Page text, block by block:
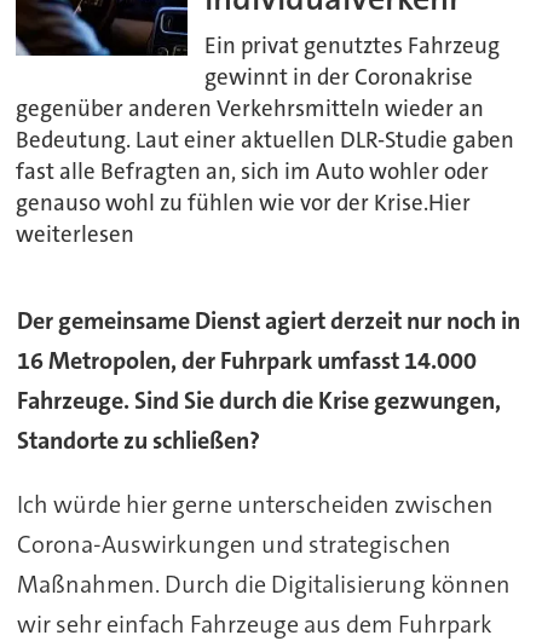
Ein privat genutztes Fahrzeug
gewinnt in der Coronakrise
gegenüber anderen Verkehrsmitteln wieder an
Bedeutung. Laut einer aktuellen DLR-Studie gaben
fast alle Befragten an, sich im Auto wohler oder
genauso wohl zu fühlen wie vor der Krise.Hier
weiterlesen
Der gemeinsame Dienst agiert derzeit nur noch in
16 Metropolen, der Fuhrpark umfasst 14.000
Fahrzeuge. Sind Sie durch die Krise gezwungen,
Standorte zu schließen?
Ich würde hier gerne unterscheiden zwischen
Corona-Auswirkungen und strategischen
Maßnahmen. Durch die Digitalisierung können
wir sehr einfach Fahrzeuge aus dem Fuhrpark